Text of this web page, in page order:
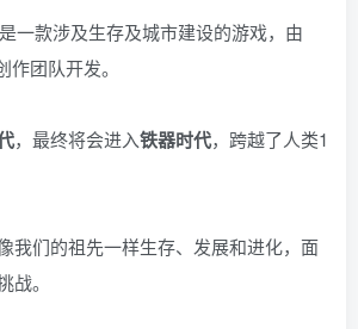
是一款涉及生存及城市建设的游戏，由
作团队开发。
，最终将会进入铁器时代，跨越了人类1
我们的祖先一样生存、发展和进化，面
战。